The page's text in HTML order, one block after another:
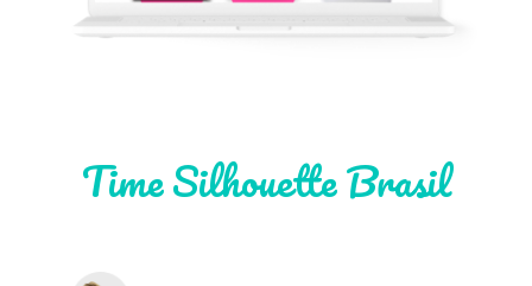
Time Silhouette Brasil
Thiara Ney